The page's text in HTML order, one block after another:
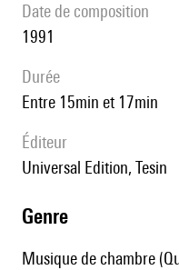
date de composition
1991
durée
entre 15min et 17min
éditeur
Universal Edition, Tesin
genre
Musique de chambre